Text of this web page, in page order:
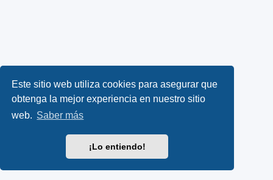
Este sitio web utiliza cookies para asegurar que
obtenga la mejor experiencia en nuestro sitio
web. Saber más
¡Lo entiendo!